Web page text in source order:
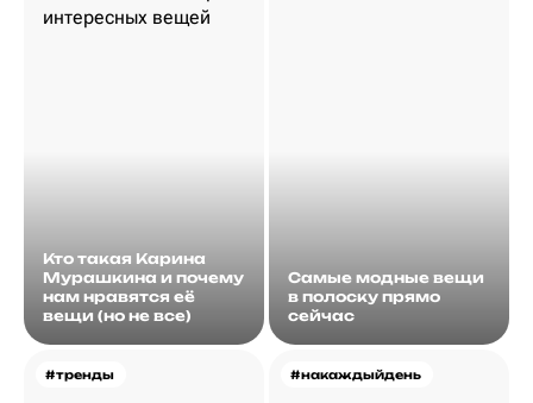
Кто такая Карина
Мурашкина и почему
нам нравятся её
вещи (но не все)
Самые модные вещи
в полоску прямо
сейчас
#тренды #накаждыйдень